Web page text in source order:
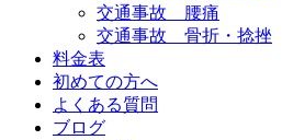
交通事故 腰痛
交通事故 骨折・捻挫
料金表
初めての方へ
よくある質問
ブログ